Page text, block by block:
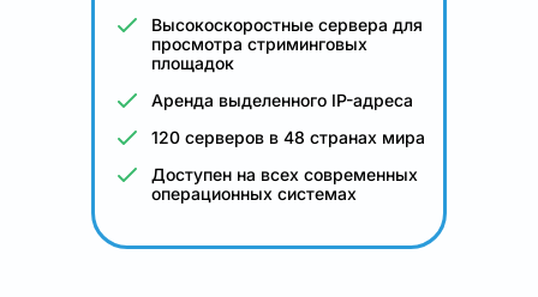
Высокоскоростные сервера для
просмотра стриминговых
площадок
Аренда выделенного IP-адреса
120 серверов в 48 странах мира
Доступен на всех современных
операционных системах